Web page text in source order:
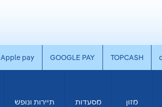
TOPCASH
GOOGLE PAY
Apple pay
מזון מסעדות תיירות ונופש